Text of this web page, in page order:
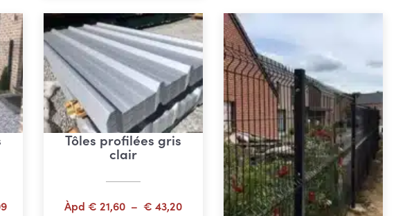
€ 139,07
Plage
Tôles profilées gris
clair
Àpd € 21,60 – € 43,20Plage